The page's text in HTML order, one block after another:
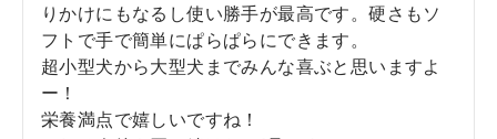
りかけにもなるし使い勝手が最高です。硬さもソ
フトで手で簡単にぱらぱらにできます。
超小型犬から大型犬までみんな喜ぶと思いますよ
ー！
栄養満点で嬉しいですね！